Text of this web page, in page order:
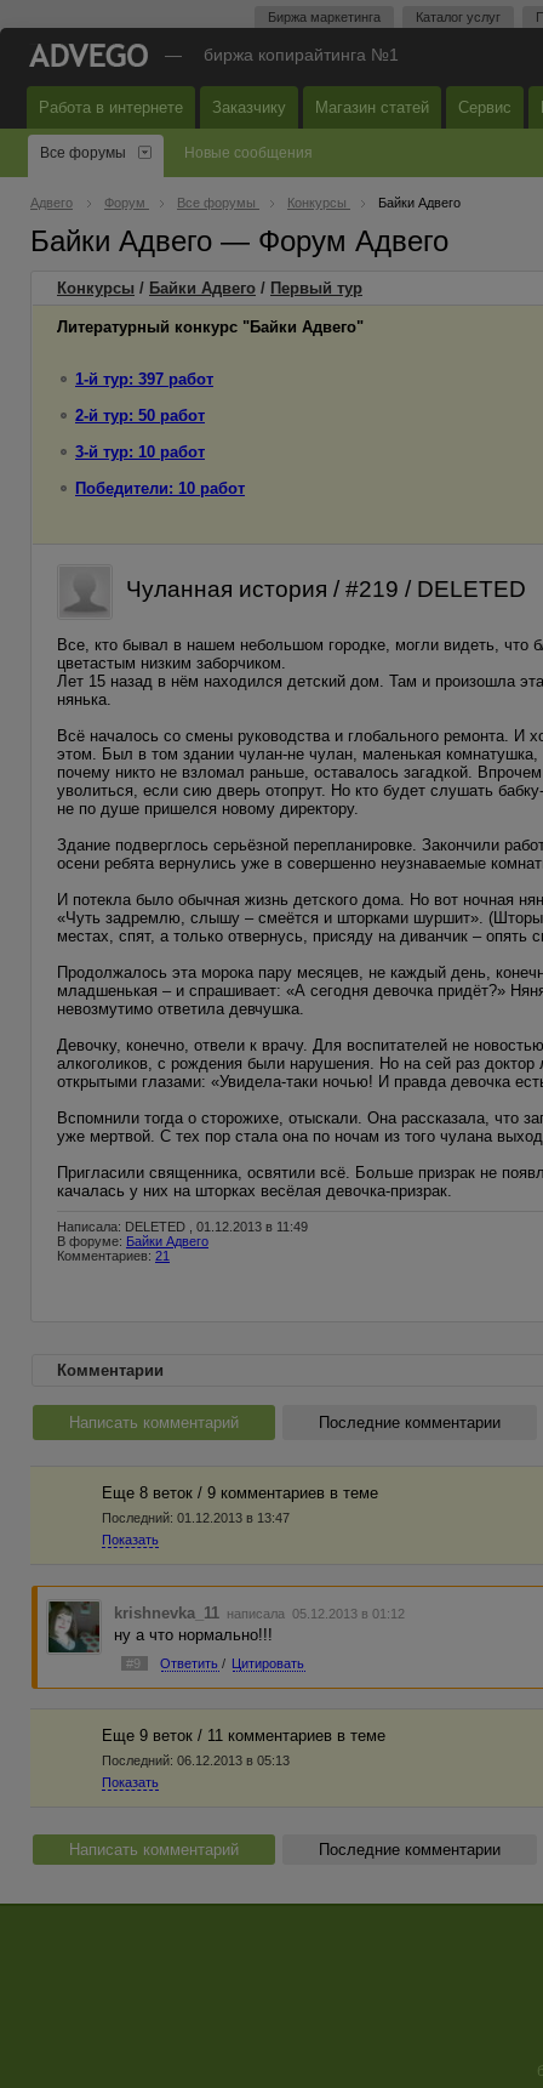
Биржа маркетинга Каталог услуг
— биржа копирайтинга №1
Работа в интернете Заказчику Магазин статей Сервис
Все форумы Новые сообщения
Адвего Форум Все форумы Конкурсы Байки Адвего
Байки Адвего — Форум Адвего
Конкурсы / Байки Адвего / Первый тур
Литературный конкурс "Байки Адвего"
1-й тур: 397 работ
2-й тур: 50 работ
3-й тур: 10 работ
Победители: 10 работ
Чуланная история / #219 / DELETED
Все, кто бывал в нашем небольшом городке, могли видеть, что
цветастым низким заборчиком.
Лет 15 назад в нём находился детский дом. Там и произошла
нянька.
Всё началось со смены руководства и глобального ремонта.
этом. Был в том здании чулан-не чулан, маленькая
почему никто не взломал раньше, оставалось загадкой.
уволиться, если сию дверь отопрут. Но кто будет слушать
не по душе пришелся новому директору.
Здание подверглось серьёзной перепланировке. Закончили
осени ребята вернулись уже в совершенно неузнаваемые
И потекла было обычная жизнь детского дома. Но вот ночная
«Чуть задремлю, слышу – смеётся и шторками шуршит». (Шторы
местах, спят, а только отвернусь, присяду на диванчик – опять
Продолжалось эта морока пару месяцев, не каждый день,
младшенькая – и спрашивает: «А сегодня девочка придёт?»
невозмутимо ответила девчушка.
Девочку, конечно, отвели к врачу. Для воспитателей не
алкоголиков, с рождения были нарушения. Но на сей раз
открытыми глазами: «Увидела-таки ночью! И правда девочка
Вспомнили тогда о сторожихе, отыскали. Она рассказала, что
уже мертвой. С тех пор стала она по ночам из того чулана
Пригласили священника, освятили всё. Больше призрак не
качалась у них на шторках весёлая девочка-призрак.
Написала: DELETED , 01.12.2013 в 11:49
В форуме: Байки Адвего
Комментариев: 21
Комментарии
Написать комментарий Последние комментарии
Еще 8 веток / 9 комментариев в темe
Последний: 01.12.2013 в 13:47
Показать
krishnevka_11 написала 05.12.2013 в 01:12
ну а что нормально!!!
#9 Ответить / Цитировать
Еще 9 веток / 11 комментариев в темe
Последний: 06.12.2013 в 05:13
Показать
Написать комментарий Последние комментарии